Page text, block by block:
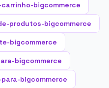
bigcommerce
produtos-bigcommerce
bigcommerce
bigcommerce
bigcommerce